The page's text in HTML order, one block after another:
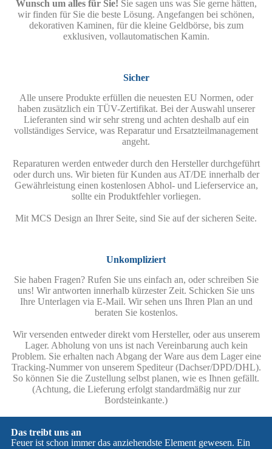
Wunsch um alles für Sie! Sie sagen uns was Sie gerne hätten,
wir finden für Sie die beste Lösung. Angefangen bei schönen,
dekorativen Kaminen, für die kleine Geldbörse, bis zum
exklusiven, vollautomatischen Kamin.
Sicher
Alle unsere Produkte erfüllen die neuesten EU Normen, oder
haben zusätzlich ein TÜV-Zertifikat. Bei der Auswahl unserer
Lieferanten sind wir sehr streng und achten deshalb auf ein
vollständiges Service, was Reparatur und Ersatzteilmanagement
angeht.
Reparaturen werden entweder durch den Hersteller durchgeführt
oder durch uns. Wir bieten für Kunden aus AT/DE innerhalb der
Gewährleistung einen kostenlosen Abhol- und Lieferservice an,
sollte ein Produktfehler vorliegen.
Mit MCS Design an Ihrer Seite, sind Sie auf der sicheren Seite.
Unkompliziert
Sie haben Fragen? Rufen Sie uns einfach an, oder schreiben Sie
uns! Wir antworten innerhalb kürzester Zeit. Schicken Sie uns
Ihre Unterlagen via E-Mail. Wir sehen uns Ihren Plan an und
beraten Sie kostenlos.
Wir versenden entweder direkt vom Hersteller, oder aus unserem
Lager. Abholung von uns ist nach Vereinbarung auch kein
Problem. Sie erhalten nach Abgang der Ware aus dem Lager eine
Tracking-Nummer von unserem Spediteur (Dachser/DPD/DHL).
So können Sie die Zustellung selbst planen, wie es Ihnen gefällt.
(Achtung, die Lieferung erfolgt standardmäßig nur zur
Bordsteinkante.)
Das treibt uns an
Feuer ist schon immer das anziehendste Element gewesen. Ein